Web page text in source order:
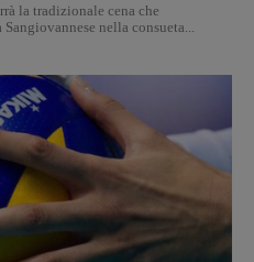
la tradizionale cena che
nella consueta...